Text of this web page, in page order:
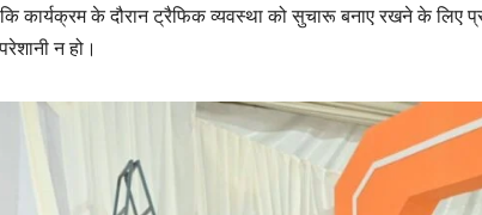
कि कार्यक्रम के दौरान ट्रैफिक व्यवस्था को सुचारू बनाए रखने के लिए
न हो।